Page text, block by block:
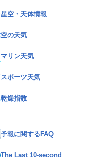
星空・天体情報
空の天気
マリン天気
スポーツ天気
乾燥指数
予報に関するFAQ
The Last 10-second